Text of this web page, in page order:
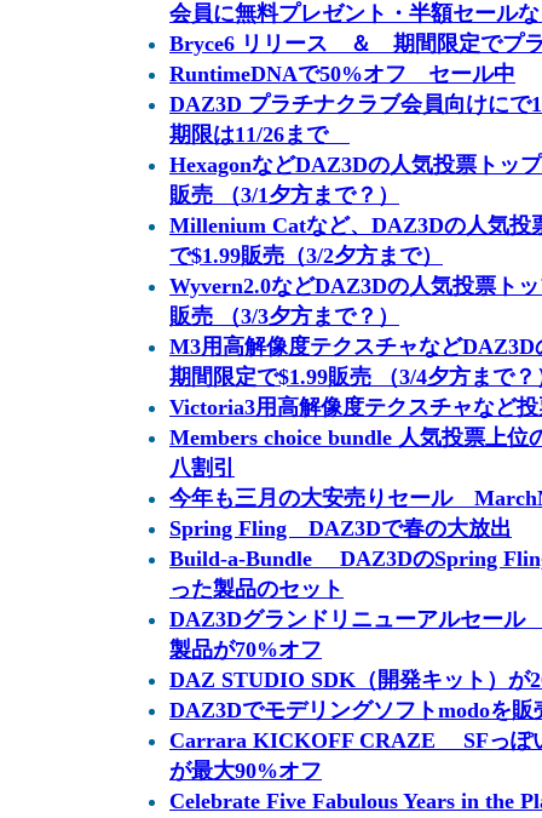
会員に無料プレゼント・半額セール
Bryce6 リリース ＆ 期間限定でプ
RuntimeDNAで50%オフ セール中
DAZ3D プラチナクラブ会員向けにで
期限は11/26まで
HexagonなどDAZ3Dの人気投票トッ
販売 （3/1夕方まで？）
Millenium Catなど、DAZ3Dの人気投
で$1.99販売（3/2夕方まで）
Wyvern2.0などDAZ3Dの人気投票ト
販売 （3/3夕方まで？）
M3用高解像度テクスチャなど
期間限定で$1.99販売 （3/4夕方まで？
Victoria3用高解像度テクスチャなど
Members choice bundle 人気投票上
八割引
今年も三月の大安売りセール
Spring Fling DAZ3Dで春の大放出
Build-a-Bundle DAZ3DのSpring
った製品のセット
DAZ3Dグランドリニューアルセー
製品が70%オフ
DAZ STUDIO SDK（開発キット）が
DAZ3Dでモデリングソフトmodoを販
Carrara KICKOFF CRAZE SFっぽ
が最大90%オフ
Celebrate Five Fabulous Years in the